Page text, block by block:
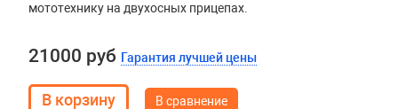
мототехнику на двухосных прицепах.
21000 руб Гарантия лучшей цены
В сравнение